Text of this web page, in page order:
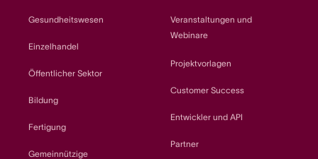
Gesundheitswesen
Einzelhandel
Öffentlicher Sektor
Bildung
Fertigung
Gemeinnützige
Veranstaltungen und
Webinare
Projektvorlagen
Customer Success
Entwickler und API
Partner